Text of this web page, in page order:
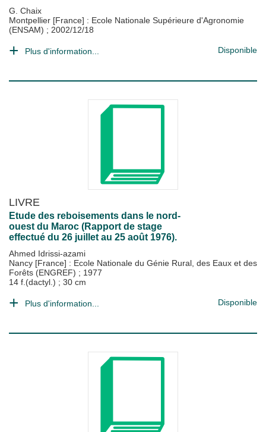
G. Chaix
Montpellier [France] : Ecole Nationale Supérieure d'Agronomie
(ENSAM) ; 2002/12/18
Plus d'information... Disponible
LIVRE
Etude des reboisements dans le nord-
ouest du Maroc (Rapport de stage
effectué du 26 juillet au 25 août 1976).
Ahmed Idrissi-azami
Nancy [France] : Ecole Nationale du Génie Rural, des Eaux et des
Forêts (ENGREF) ; 1977
14 f.(dactyl.) ; 30 cm
Plus d'information... Disponible